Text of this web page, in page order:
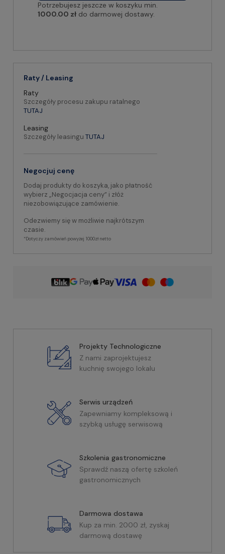
Potrzebujesz jeszcze w koszyku min.
1000.00 zł do darmowej dostawy.
Raty / Leasing
Raty
Szczegóły procesu zakupu ratalnego
TUTAJ
Leasing
Szczegóły leasingu TUTAJ
Negocjuj cenę
Dodaj produkty do koszyka, jako płatność
wybierz „Negocjacja ceny” i złóż
niezobowiązujące zamówienie.
Odezwiemy się w możliwie najkrótszym
czasie.
*Dotyczy zamówień powyżej 1000zł netto
Projekty Technologiczne
Z nami zaprojektujesz
kuchnię swojego lokalu
Serwis urządzeń
Zapewniamy kompleksową i
szybką usługę serwisową
Szkolenia gastronomiczne
Sprawdź naszą ofertę szkoleń
gastronomicznych
Darmowa dostawa
Kup za min. 2000 zł, zyskaj
darmową dostawę